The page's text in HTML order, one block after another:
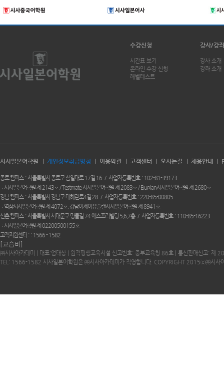
수강신청
시간표 보기
온라인 수강 신청
레벨테스트
강사/강좌
강사 소개
강좌 소개
시사일본어학원 개인정보취급방침 이용약관 고객센터 오시는길 채용안내
종로 캠퍼스 서울특별시 종로구 삼일대로 17길 16 사업자등록번호
102-81-39173
시사일본어학원 제 2143호 / Testmate 시사일본어학원 제 2083호 / Ejuplan시사일본어학원 제 2680호
강남 캠퍼스
서울특별시 강남구 테헤란로4길 28 사업자등록번호
220-85-00805
역삼시사일본어학원 제 4072호. 강남이제이유플랜시사일본어학원 제 8941호
신촌 캠퍼스
서울특별시 서대문구 명물길 74 에스프리빌딩 5,6,7층 사업자등록번호
110-85-16223
시사일본어학원 제 02200500155호
고객지원센터 :
1566 - 1582
[교습비]
㈜시사아카데미 | 대표:엄태상 | 원격평생교육시설 신고번호: 중부교육청 86호 | 통신판매신고: 제
TEL: 1566-1582 시사일본어학원은 ㈜시사아카데미가 직영합니다. COPYRIGHT 2015ⓒ㈜시사